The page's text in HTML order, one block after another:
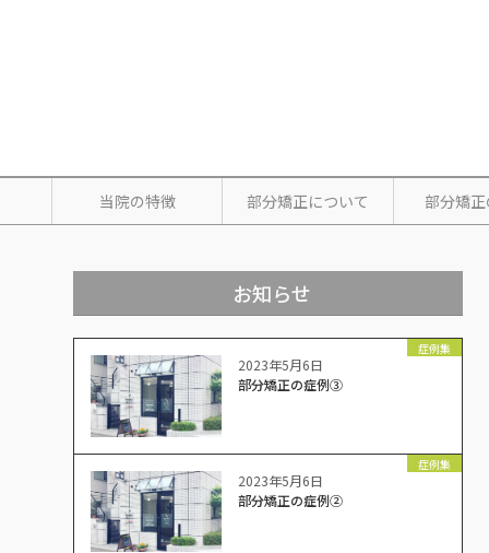
当院の特徴 部分矯正について 部分矯
お知らせ
2023年5月6日
症例集
部分矯正の症例③
2023年5月6日
症例集
部分矯正の症例②